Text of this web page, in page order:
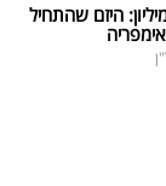
מיליון ל-100 מיליון: היזם שהתחיל